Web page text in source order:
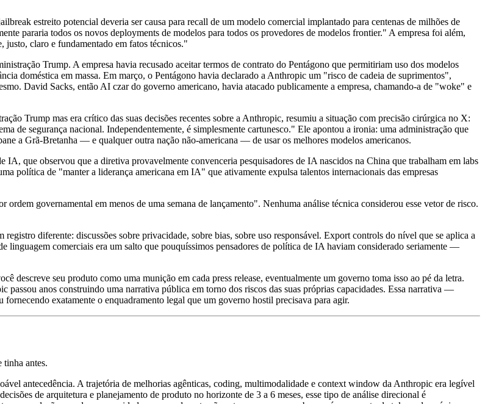
estreito potencial deveria ser causa para recall de um modelo comercial implantado para centenas de milhões de
pararia todos os novos deployments de modelos para todos os provedores de modelos frontier." A empresa foi além,
justo, claro e fundamentado em fatos técnicos."
Trump. A empresa havia recusado aceitar termos de contrato do Pentágono que permitiriam uso dos modelos
doméstica em massa. Em março, o Pentágono havia declarado a Anthropic um "risco de cadeia de suprimentos",
David Sacks, então AI czar do governo americano, havia atacado publicamente a empresa, chamando-a de "woke" e
Trump mas era crítico das suas decisões recentes sobre a Anthropic, resumiu a situação com precisão cirúrgica no X:
de segurança nacional. Independentemente, é simplesmente cartunesco." Ele apontou a ironia: uma administração que
a Grã-Bretanha — e qualquer outra nação não-americana — de usar os melhores modelos americanos.
que observou que a diretiva provavelmente convenceria pesquisadores de IA nascidos na China que trabalham em labs
de "manter a liderança americana em IA" que ativamente expulsa talentos internacionais das empresas
governamental em menos de uma semana de lançamento". Nenhuma análise técnica considerou esse vetor de risco.
diferente: discussões sobre privacidade, sobre bias, sobre uso responsável. Export controls do nível que se aplica a
linguagem comerciais era um salto que pouquíssimos pensadores de política de IA haviam considerado seriamente —
descreve seu produto como uma munição em cada press release, eventualmente um governo toma isso ao pé da letra.
passou anos construindo uma narrativa pública em torno dos riscos das suas próprias capacidades. Essa narrativa —
exatamente o enquadramento legal que um governo hostil precisava para agir.
tinha antes.
antecedência. A trajetória de melhorias agênticas, coding, multimodalidade e context window da Anthropic era legível
de arquitetura e planejamento de produto no horizonte de 3 a 6 meses, esse tipo de análise direcional é